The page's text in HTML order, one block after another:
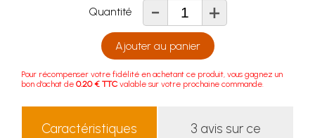
Quantité - +
Ajouter au panier
Pour récompenser votre fidélité en achetant ce produit, vous gagnez un
bon d'achat de 0.20 € TTC valable sur votre prochaine commande.
Caractéristiques
3 avis sur ce